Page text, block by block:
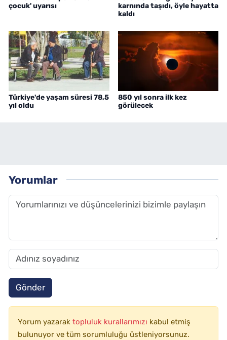
çocuk' uyarısı
karnında taşıdı, öyle hayatta
kaldı
Türkiye'de yaşam süresi 78,5
yıl oldu
850 yıl sonra ilk kez
görülecek
Yorumlar
Gönder
Yorum yazarak topluluk kurallarımızı kabul etmiş
bulunuyor ve tüm sorumluluğu üstleniyorsunuz.